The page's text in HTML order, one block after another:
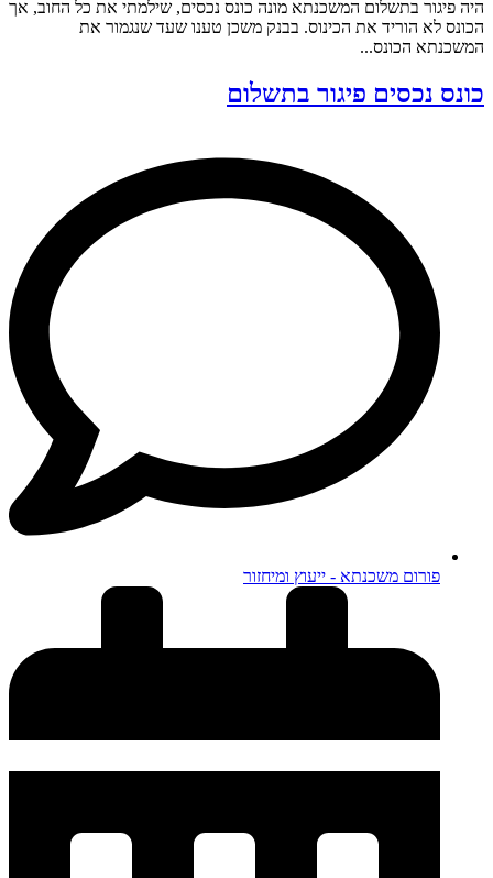
היה פיגור בתשלום המשכנתא מונה כונס נכסים, שילמתי את כל החוב, אך
הכונס לא הוריד את הכינוס. בבנק משכן טענו שעד שנגמור את
המשכנתא הכונס...
כונס נכסים פיגור בתשלום
פורום משכנתא - ייעוץ ומיחזור